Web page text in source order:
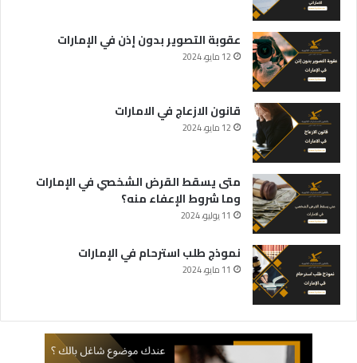
عقوبة التصوير بدون إذن في الإمارات
12 مايو، 2024
قانون الازعاج في الامارات
12 مايو، 2024
متى يسقط القرض الشخصي في الإمارات
وما شروط الإعفاء منه؟
11 يوليو، 2024
نموذج طلب استرحام في الإمارات
11 مايو، 2024